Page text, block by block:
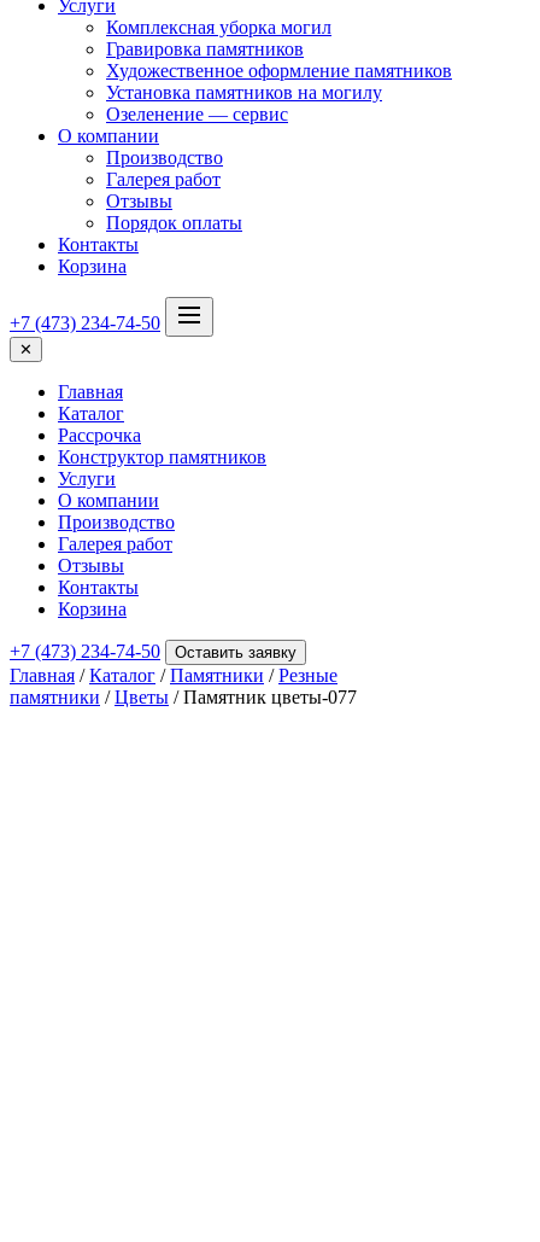
Услуги
Комплексная уборка могил
Гравировка памятников
Художественное оформление памятников
Установка памятников на могилу
Озеленение — сервис
О компании
Производство
Галерея работ
Отзывы
Порядок оплаты
Контакты
Корзина
+7 (473) 234-74-50
✕
Главная
Каталог
Рассрочка
Конструктор памятников
Услуги
О компании
Производство
Галерея работ
Отзывы
Контакты
Корзина
+7 (473) 234-74-50 Оставить заявку
Главная /Каталог /Памятники /Резные
памятники /Цветы / Памятник цветы-077